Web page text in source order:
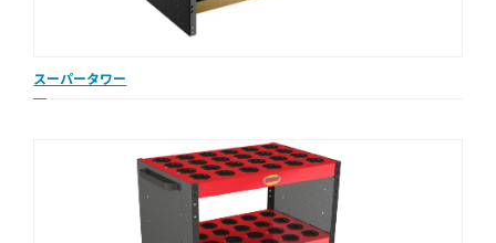
スーパータワー